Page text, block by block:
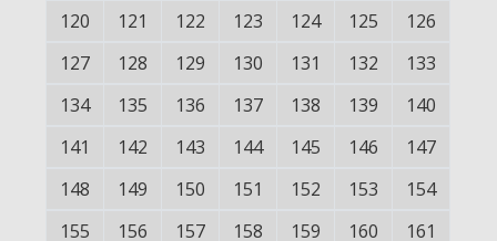
120
121 122 123 124 125
126
127
128 129 130 131 132
133
134
135 136 137 138 139
140
141
142 143 144 145 146
147
148
149 150 151 152 153
154
155
156 157 158 159 160
161